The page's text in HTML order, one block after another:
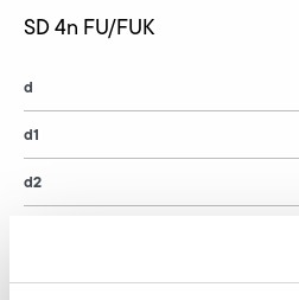
SD 4n FU/FUK
d
d1
d2
d4